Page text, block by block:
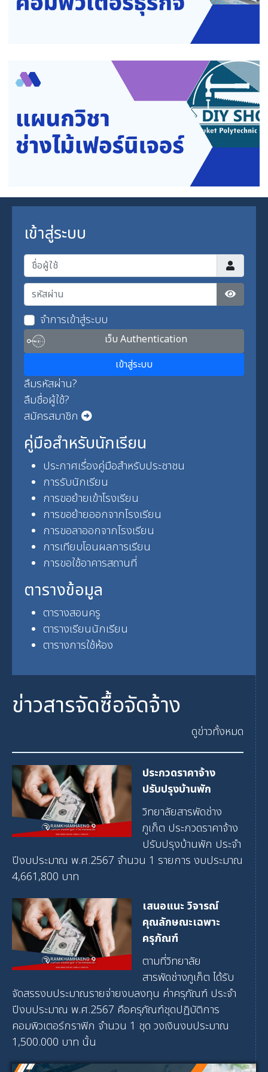
เข้าสู่ระบบ
ชื่อผู้ใช้
รหัสผ่าน
แสดงรหั
จำการเข้าสู่ระบบ
เว็บ Authentication
เข้าสู่ระบบ
ลืมรหัสผ่าน?
ลืมชื่อผู้ใช้?
สมัครสมาชิก
คู่มือสำหรับนักเรียน
ประกาศเรื่องคู่มือสำหรับประชาชน
การรับนักเรียน
การขอย้ายเข้าโรงเรียน
การขอย้ายออกจากโรงเรียน
การขอลาออกจากโรงเรียน
การเทียบโอนผลการเรียน
การขอใช้อาคารสถานที่
ตารางข้อมูล
ตารางสอนครู
ตารางเรียนนักเรียน
ตารางการใช้ห้อง
ข่าวสารจัดซื้อจัดจ้าง
ดูข่าวทั้งหมด
ประกวดราคาจ้าง
ปรับปรุงบ้านพัก
วิทยาลัยสารพัดช่าง
ภูเก็ต ประกวดราคาจ้าง
ปรับปรุงบ้านพัก ประจำ
ปีงบประมาณ พ.ศ.2567 จำนวน 1 รายการ งบประมาณ
4,661,800 บาท
เสนอแนะ วิจารณ์
คุณลักษณะเฉพาะ
ครุภัณฑ์
ตามที่วิทยาลัย
สารพัดช่างภูเก็ต ได้รับ
จัดสรรงบประมาณรายจ่ายงบลงทุน ค่าครุภัณฑ์ ประจำ
ปีงบประมาณ พ.ศ.2567 คือครุภัณฑ์ชุดปฏิบัติการ
คอมพิวเตอร์กราฟิก จำนวน 1 ชุด วงเงินงบประมาณ
1,500.000 บาท นั้น